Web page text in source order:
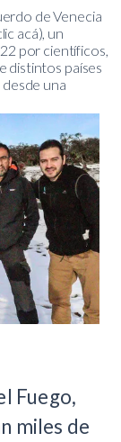
de Venecia
acá), un
por científicos,
distintos países
una
Fuego,
miles de